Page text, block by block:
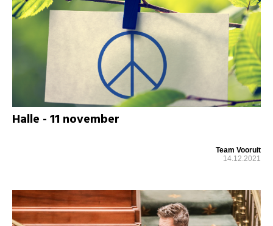
Halle - 11 november
Team Vooruit
14.12.2021